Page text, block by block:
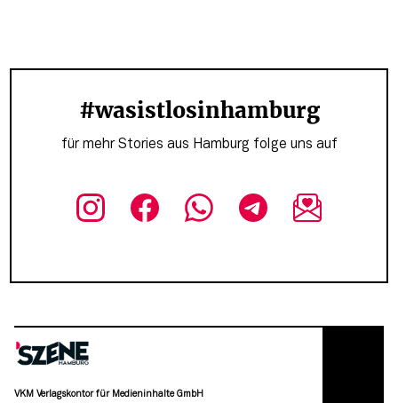
#wasistlosinhamburg
für mehr Stories aus Hamburg folge uns auf
VKM Verlagskontor für Medieninhalte GmbH